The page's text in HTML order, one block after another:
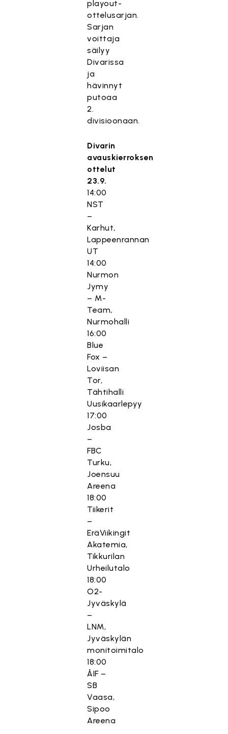
playout-
ottelusarjan.
Sarjan
voittaja
säilyy
Divarissa
ja
hävinnyt
putoaa
2.
divisioonaan.
Divarin
avauskierroksen
ottelut
23.9.
14:00
NST
–
Karhut,
Lappeenrannan
UT
14:00
Nurmon
Jymy
– M-
Team,
Nurmohalli
16:00
Blue
Fox –
Loviisan
Tor,
Tähtihalli
Uusikaarlepyy
17:00
Josba
–
FBC
Turku,
Joensuu
Areena
18:00
Tiikerit
–
EräViikingit
Akatemia,
Tikkurilan
Urheilutalo
18:00
O2-
Jyväskylä
–
LNM,
Jyväskylän
monitoimitalo
18:00
ÅIF –
SB
Vaasa,
Sipoo
Areena